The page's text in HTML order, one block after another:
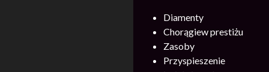
Diamenty
Chorągiew prestiżu
Zasoby
Przyspieszenie